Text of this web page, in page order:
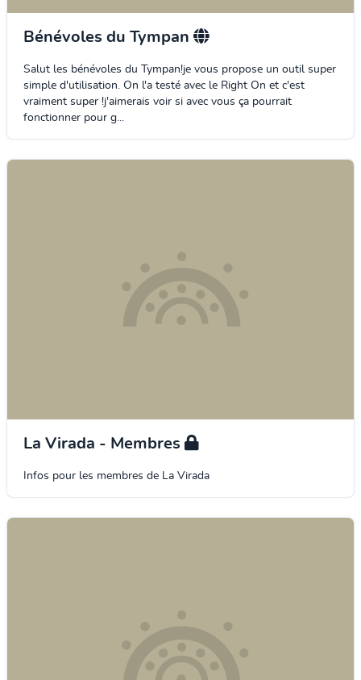
Bénévoles du Tympan
Salut les bénévoles du Tympan!je vous propose un outil super
simple d'utilisation. On l'a testé avec le Right On et c'est
vraiment super !j'aimerais voir si avec vous ça pourrait
fonctionner pour g...
La Virada - Membres
Infos pour les membres de La Virada